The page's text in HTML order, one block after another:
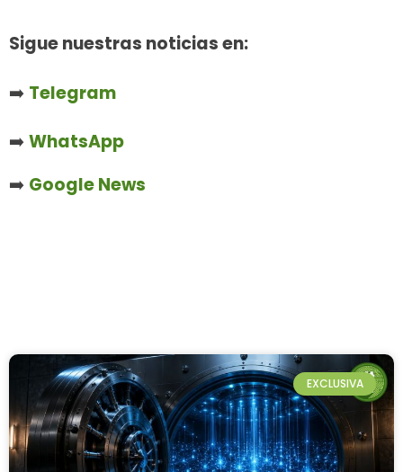
Sigue nuestras noticias en:
➡️ Telegram
➡️WhatsApp
➡️ Google News
EXCLUSIVA